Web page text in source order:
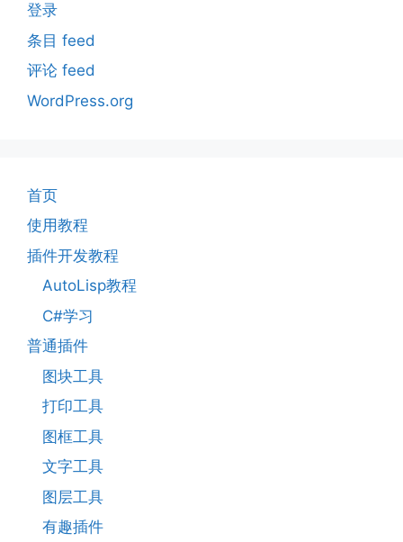
登录
条目 feed
评论 feed
WordPress.org
首页
使用教程
插件开发教程
AutoLisp教程
C#学习
普通插件
图块工具
打印工具
图框工具
文字工具
图层工具
有趣插件